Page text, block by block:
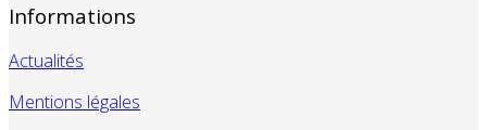
Informations
Actualités
Mentions légales